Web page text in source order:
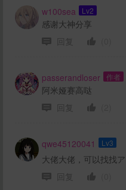
w100sea Lv2
感谢大神分享
回复
passerandloser 作者
阿米娅赛高哒
回复
qwe45120041 Lv3
大佬大佬，可以找找
回复